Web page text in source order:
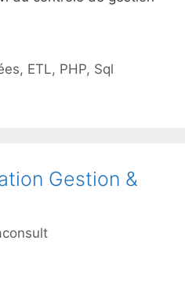
, ETL, PHP, Sql
Gestion &